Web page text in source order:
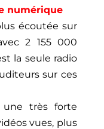
numérique
écoutée sur
2 155 000
la seule radio
sur ces
une très forte
vues, plus